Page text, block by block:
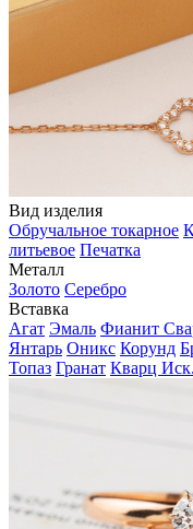
Вид изделия
Обручальное токарное
литьевое Печатка
Металл
Золото Серебро
Вставка
Агат Эмаль Фианит
Янтарь Оникс Корунд
Топаз Гранат Кварц Иск.